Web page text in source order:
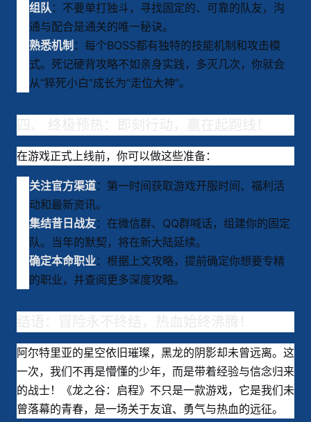
组队：不要单打独斗，寻找固定的、可靠的队友，沟
通与配合是通关的唯一秘诀。
熟悉机制 ：每个BOSS都有独特的技能机制和攻击模
式。死记硬背攻略不如亲身实践，多灭几次，你就会
从“猝死小白”成长为“走位大神”。
在游戏正式上线前，你可以做这些准备：
关注官方渠道：第一时间获取游戏开服时间、福利活
动和最新资讯。
集结昔日战友：在微信群、QQ群喊话，组建你的固定
队。当年的默契，将在新大陆延续。
确定本命职业：根据上文攻略，提前确定你想要专精
的职业，并查阅更多深度攻略。
阿尔特里亚的星空依旧璀璨，黑龙的阴影却未曾远离。这
一次，我们不再是懵懂的少年，而是带着经验与信念归来
的战士！《龙之谷：启程》不只是一款游戏，它是我们未
曾落幕的青春，是一场关于友谊、勇气与热血的远征。